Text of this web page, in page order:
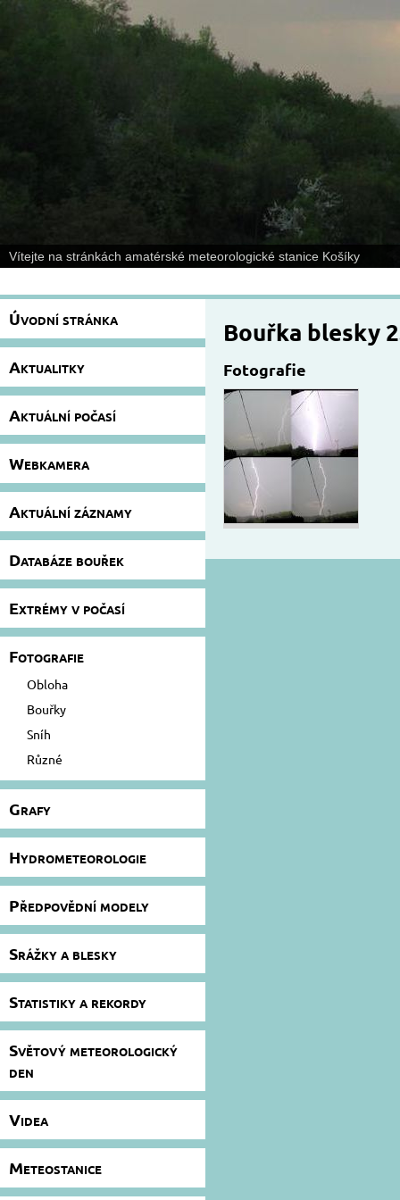
Vítejte na stránkách amatérské meteorologické stanice Košíky
Úvodní stránka
Aktualitky
Aktuální počasí
Webkamera
Aktuální záznamy
Databáze bouřek
Extrémy v počasí
Fotografie
Obloha
Bouřky
Sníh
Různé
Grafy
Hydrometeorologie
Předpovědní modely
Srážky a blesky
Statistiky a rekordy
Světový meteorologický
den
Videa
Meteostanice
Bouřka blesky
Fotografie